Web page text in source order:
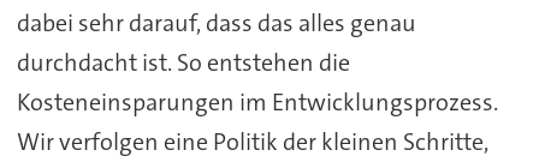
dabei sehr darauf, dass das alles genau
durchdacht ist. So entstehen die
Kosteneinsparungen im Entwicklungsprozess.
Wir verfolgen eine Politik der kleinen Schritte,